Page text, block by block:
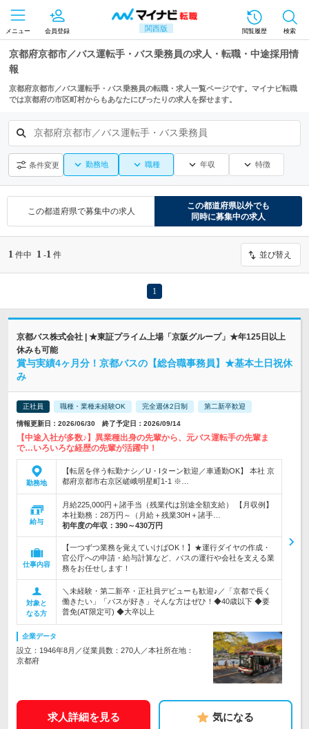
関西版
メニュー 会員登録 閲覧履歴 検索
京都府京都市／バス運転手・バス乗務員の求人・転職・中途採用情
報
京都府京都市／バス運転手・バス乗務員の転職・求人一覧ページです。マイナビ転職
では京都府の市区町村からもあなたにぴったりの求人を探せます。
京都府京都市／バス運転手・バス乗務員
条件変更 勤務地 職種 年収 特徴
この都道府県で募集中の求人
この都道府県以外でも
同時に募集中の求人
1 件中 1 -1 件 並び替え
1
京都バス株式会社 | ★東証プライム上場「京阪グループ」★年125日以上
休みも可能
賞与実績4ヶ月分！京都バスの【総合職事務員】★基本土日祝休
み
正社員 職種・業種未経験OK 完全週休2日制 第二新卒歓迎
情報更新日：2026/06/30 終了予定日：2026/09/14
【中途入社が多数♪】異業種出身の先輩から、元バス運転手の先輩ま
で…いろいろな経歴の先輩が活躍中！
勤務地
【転居を伴う転勤ナシ／U・Iターン歓迎／車通勤OK】 本社 京
都府京都市右京区嵯峨明星町1-1 ※…
給与
月給225,000円＋諸手当（残業代は別途全額支給） 【月収例】
本社勤務：28万円～（月給＋残業30H＋諸手…
初年度の年収： 390～430万円
仕事内容
【一つずつ業務を覚えていけばOK！】★運行ダイヤの作成・
官公庁への申請・給与計算など、バスの運行や会社を支える業
務をお任せします！
対象と
なる方
＼未経験・第二新卒・正社員デビューも歓迎♪／「京都で長く
働きたい」「バスが好き」そんな方はぜひ！◆40歳以下 ◆要
普免(AT限定可) ◆大卒以上
企業データ
設立：1946年8月／従業員数：270人／本社所在地：
京都府
求人詳細を見る 気になる